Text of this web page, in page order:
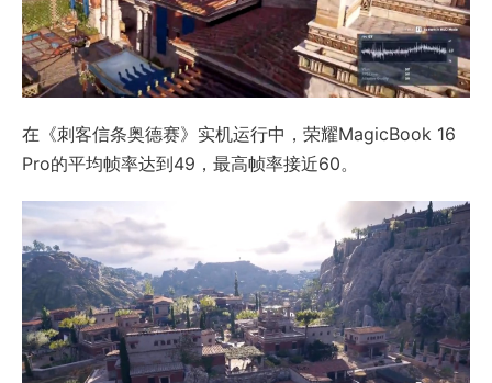
在《刺客信条奥德赛》实机运行中，荣耀MagicBook 16
Pro的平均帧率达到49，最高帧率接近60。